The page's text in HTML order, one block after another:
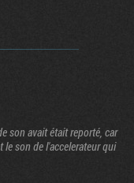
son avait était reporté, car
le son de l'accelerateur qui